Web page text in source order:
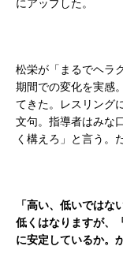
松栄が「まるでヘラ
期間での変化を実感
てきた。レスリング
文句。指導者はみな
く構えろ」と言う。
「高い、低いでは
低くはなりますが、
に安定しているか。